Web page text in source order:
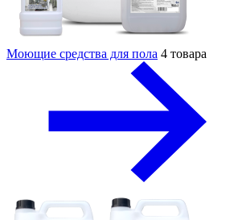
Моющие средства для пола 4 товара